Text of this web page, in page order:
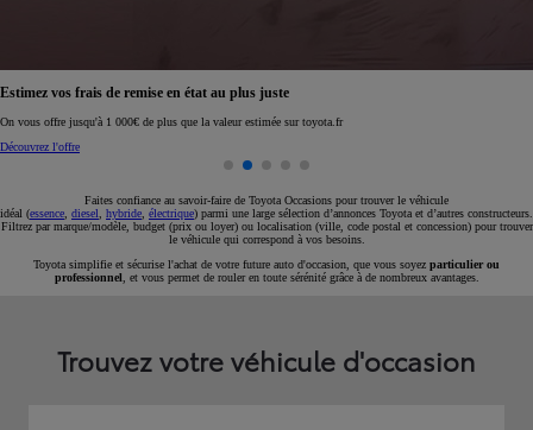
Réservez en ligne votre occasion pour 1€ seulement
Réservez en ligne
Faites confiance au savoir-faire de Toyota Occasions pour trouver le véhicule
idéal (essence diesel hybride électrique) parmi une large sélection d’annonces Toyota et d’autres constructeurs.
Filtrez par marque/modèle, budget (prix ou loyer) ou localisation (ville, code postal et concession) pour trouver
le véhicule qui correspond à vos besoins.
Toyota simplifie et sécurise l'achat de votre future auto d'occasion, que vous soyez particulier ou
professionnel , et vous permet de rouler en toute sérénité grâce à de nombreux avantages.
Trouvez votre véhicule d'occasion